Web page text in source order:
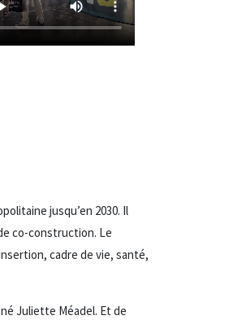
jusqu’en 2030. Il
co-construction. Le
cadre de vie, santé,
Juliette Méadel. Et de